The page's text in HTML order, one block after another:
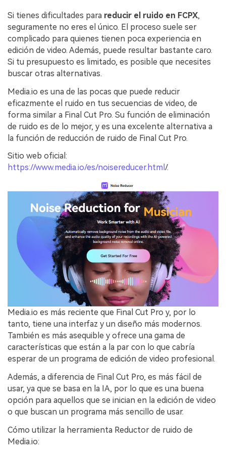
Si tienes dificultades para reducir el ruido en FCPX,
seguramente no eres el único. El proceso suele ser
complicado para quienes tienen poca experiencia en
edición de video. Además, puede resultar bastante caro.
Si tu presupuesto es limitado, es posible que necesites
buscar otras alternativas.
Media.io es una de las pocas que puede reducir
eficazmente el ruido en tus secuencias de video, de
forma similar a Final Cut Pro. Su función de eliminación
de ruido es de lo mejor, y es una excelente alternativa a
la función de reducción de ruido de Final Cut Pro.
Sitio web oficial:
https://www.media.io/es/noisereducer.html /.
Media.io es más reciente que Final Cut Pro y, por lo
tanto, tiene una interfaz y un diseño más modernos.
También es más asequible y ofrece una gama de
características que están a la par con lo que cabría
esperar de un programa de edición de video profesional.
Además, a diferencia de Final Cut Pro, es más fácil de
usar, ya que se basa en la IA, por lo que es una buena
opción para aquellos que se inician en la edición de video
o que buscan un programa más sencillo de usar.
Cómo utilizar la herramienta Reductor de ruido de
Media.io:
Crea imágenes IA
ilimitadas. 100 %
gratis!
Empieza Gratis→